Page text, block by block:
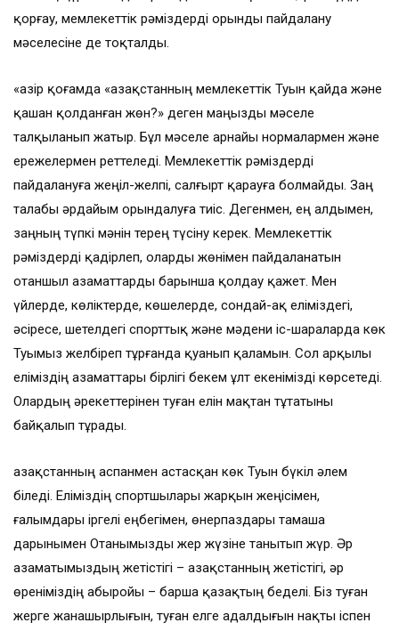
қорғау, мемлекеттік рәміздерді орынды пайдалану
мәселесіне де тоқталды.
«Қазір қоғамда «Қазақстанның мемлекеттік Туын қайда және
қашан қолданған жөн?» деген маңызды мәселе
талқыланып жатыр. Бұл мәселе арнайы нормалармен және
ережелермен реттеледі. Мемлекеттік рәміздерді
пайдалануға жеңіл-желпі, салғырт қарауға болмайды. Заң
талабы әрдайым орындалуға тиіс. Дегенмен, ең алдымен,
заңның түпкі мәнін терең түсіну керек. Мемлекеттік
рәміздерді қадірлеп, оларды жөнімен пайдаланатын
отаншыл азаматтарды барынша қолдау қажет. Мен
үйлерде, көліктерде, көшелерде, сондай-ақ еліміздегі,
әсіресе, шетелдегі спорттық және мәдени іс-шараларда көк
Туымыз желбіреп тұрғанда қуанып қаламын. Сол арқылы
еліміздің азаматтары бірлігі бекем ұлт екенімізді көрсетеді.
Олардың әрекеттерінен туған елін мақтан тұтатыны
байқалып тұрады.
Қазақстанның аспанмен астасқан көк Туын бүкіл әлем
біледі. Еліміздің спортшылары жарқын жеңісімен,
ғалымдары іргелі еңбегімен, өнерпаздары тамаша
дарынымен Отанымызды жер жүзіне танытып жүр. Әр
азаматымыздың жетістігі – Қазақстанның жетістігі, әр
өреніміздің абыройы – барша қазақтың беделі. Біз туған
жерге жанашырлығын, туған елге адалдығын нақты іспен